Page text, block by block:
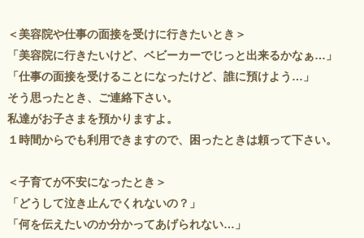
＜美容院や仕事の面接を受けに行きたいとき＞
「美容院に行きたいけど、ベビーカーでじっと出来るかなぁ…」
「仕事の面接を受けることになったけど、誰に預けよう…」
そう思ったとき、ご連絡下さい。
私達がお子さまを預かりますよ。
１時間からでも利用できますので、困ったときは頼って下さい。
＜子育てが不安になったとき＞
「どうして泣き止んでくれないの？」
「何を伝えたいのか分かってあげられない…」